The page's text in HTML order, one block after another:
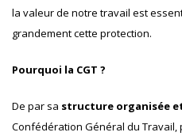
la valeur de notre travail est
grandement cette protection.
Pourquoi la CGT ?
De par sa structure organisée
Confédération Général du